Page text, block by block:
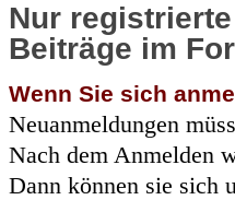
Nur
Beiträge im
Wenn Sie sich
Neuanmeldungen
Nach dem Anmelden
Dann können sie sich